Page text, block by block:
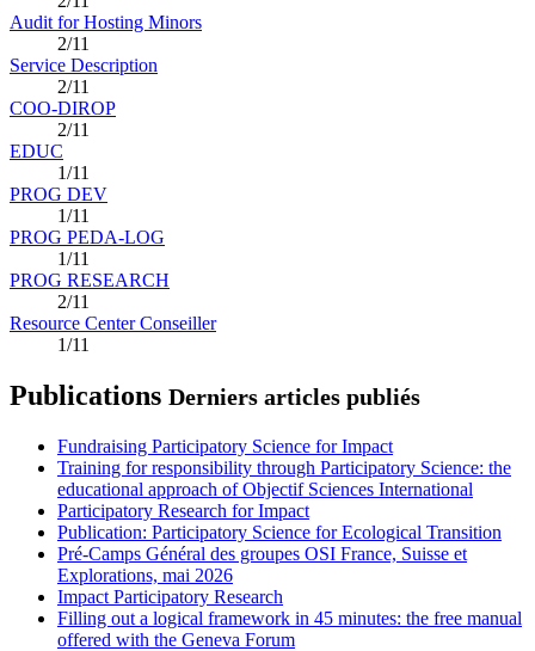
Audit for Hosting Minors
2/11
Service Description
2/11
COO-DIROP
2/11
EDUC
1/11
PROG DEV
1/11
PROG PEDA-LOG
1/11
PROG RESEARCH
2/11
Resource Center Conseiller
1/11
Publications Derniers articles publiés
Fundraising Participatory Science for Impact
Training for responsibility through Participatory Science: the
educational approach of Objectif Sciences International
Participatory Research for Impact
Publication: Participatory Science for Ecological Transition
Pré-Camps Général des groupes OSI France, Suisse et
Explorations, mai 2026
Impact Participatory Research
Filling out a logical framework in 45 minutes: the free manual
offered with the Geneva Forum